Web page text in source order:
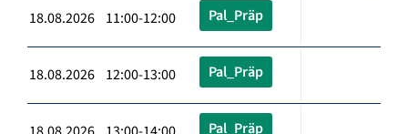
18.08.2026 11:00-12:00 Pal_Präp
18.08.2026 12:00-13:00 Pal_Präp
Pal_Präp